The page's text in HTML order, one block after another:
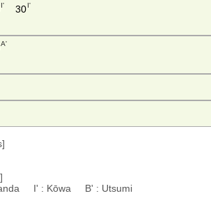
I' 30I'
A'
I' : Kōwa B' : Utsumi